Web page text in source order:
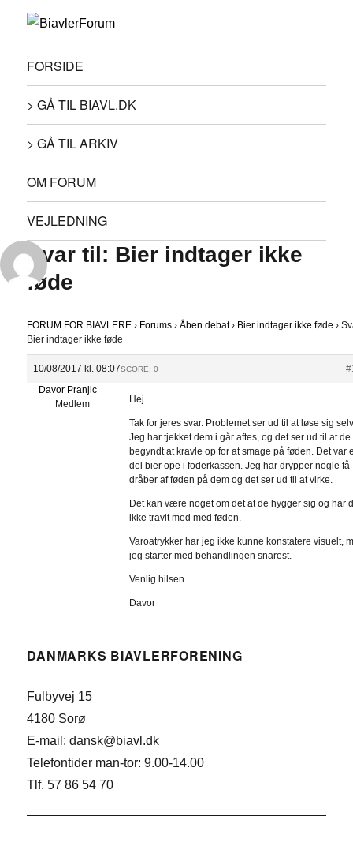
FORSIDE
> GÅ TIL BIAVL.DK
> GÅ TIL ARKIV
OM FORUM
VEJLEDNING
Svar til: Bier indtager ikke
føde
FORUM FOR BIAVLERE › Forums › Åben debat › Bier indtager ikke føde ›
Bier indtager ikke føde
10/08/2017 kl. 08:07SCORE: 0
Davor Pranjic
Medlem
Hej
Tak for jeres svar. Problemet ser ud til at løse sig
Jeg har tjekket dem i går aftes, og det ser ud til at de
begyndt at kravle op for at smage på føden. Det var
del bier ope i foderkassen. Jeg har drypper nogle få
dråber af føden på dem og det ser ud til at virke.
Det kan være noget om det at de hygger sig og har
ikke travlt med med føden.
Varoatrykker har jeg ikke kunne konstatere visuelt,
jeg starter med behandlingen snarest.
Venlig hilsen
Davor
DANMARKS BIAVLERFORENING
Fulbyvej 15
4180 Sorø
E-mail: dansk@biavl.dk
Telefontider man-tor: 9.00-14.00
Tlf. 57 86 54 70